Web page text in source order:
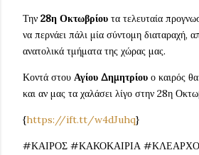
Την 28η Οκτωβρίου τα τελευταία
να περνάει πάλι μία σύντομη διαταραχή,
ανατολικά τμήματα της χώρας μας.
Κοντά στου Αγίου Δημητρίου ο καιρός
και αν μας τα χαλάσει λίγο στην 28η
{https://ift.tt/w4dJuhq}
#ΚΑΙΡΟΣ #ΚΑΚΟΚΑΙΡΙΑ